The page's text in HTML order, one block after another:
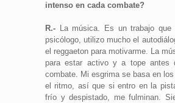
intenso en cada combate?
R.- La música. Es un trabajo que
psicólogo, utilizo mucho el
el reggaeton para motivarme. La
para estar activo y a tope antes
combate. Mi esgrima se basa en
el ritmo, así que si entro en la
frío y despistado, me fulminan.